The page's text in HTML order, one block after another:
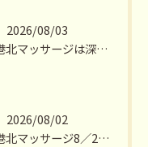
2026/08/03
港北マッサージは深夜23時まで営業いたします
2026/08/02
港北マッサージ8／2出勤スタッフ情報